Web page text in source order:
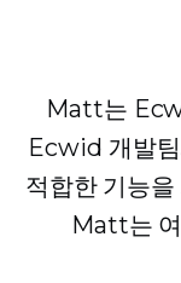
Matt는
Ecwid 개발
적합한 기능
Matt는